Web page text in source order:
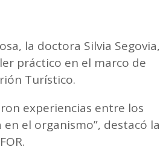
la doctora Silvia Segovia,
práctico en el marco de
Turístico.
experiencias entre los
el organismo”, destacó la